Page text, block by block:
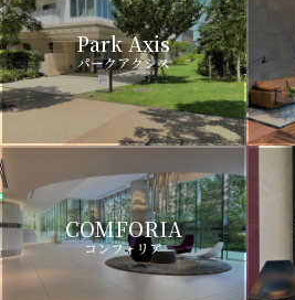
Park Axis
パークアクシス
COMFORIA
コンフォリア